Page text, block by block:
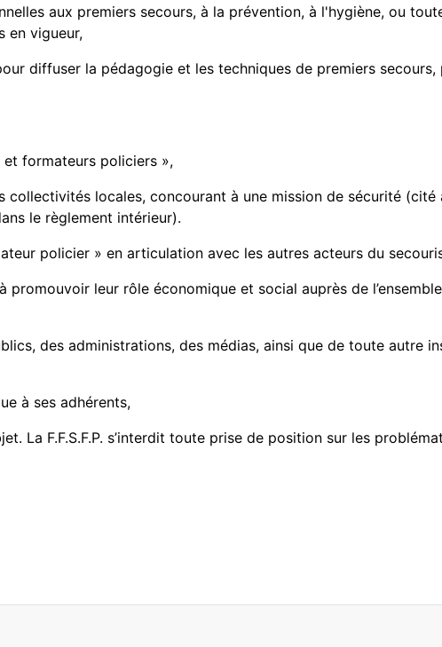
aux premiers secours, à la prévention, à l'hygiène, ou
en vigueur,
diffuser la pédagogie et les techniques de premiers
formateurs policiers »,
locales, concourant à une mission de sécurité (cité
le règlement intérieur).
policier » en articulation avec les autres acteurs du
leur rôle économique et social auprès de
des administrations, des médias, ainsi que de toute autre
à ses adhérents,
La F.F.S.F.P. s’interdit toute prise de position sur les